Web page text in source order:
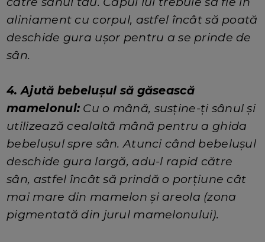
aliniament cu corpul, astfel încât să poată
deschide gura ușor pentru a se prinde de
sân.
4. Ajută bebelușul să găsească
mamelonul: Cu o mână, susține-ți sânul și
utilizează cealaltă mână pentru a ghida
bebelușul spre sân. Atunci când bebelușul
deschide gura largă, adu-l rapid către
sân, astfel încât să prindă o porțiune cât
mai mare din mamelon și areola (zona
pigmentată din jurul mamelonului).